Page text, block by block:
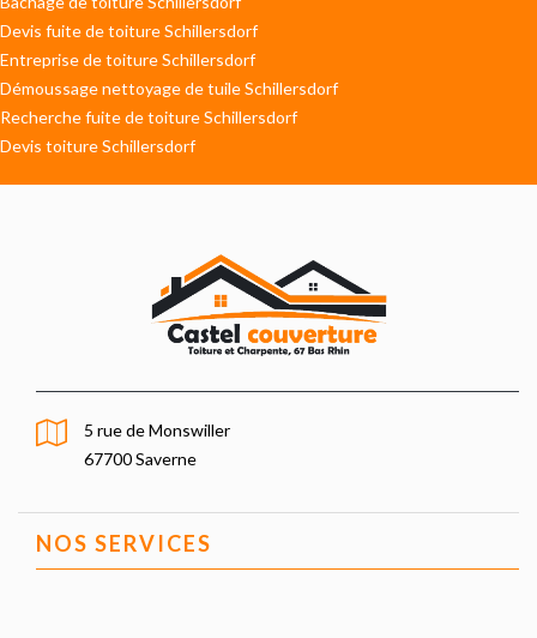
Devis fuite de toiture Schillersdorf
Entreprise de toiture Schillersdorf
Démoussage nettoyage de tuile Schillersdorf
Recherche fuite de toiture Schillersdorf
Devis toiture Schillersdorf
5 rue de Monswiller
67700 Saverne
NOS SERVICES